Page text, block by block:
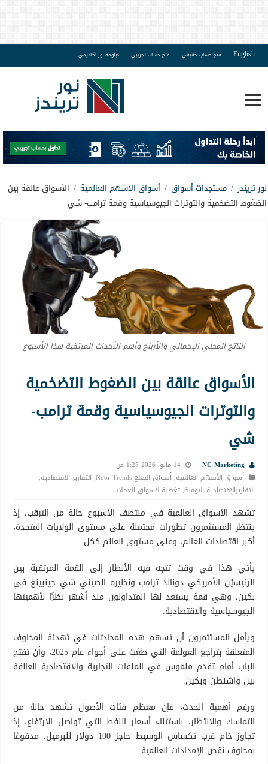
English فتح حساب حقيقي فتح حساب تجريبي دبلومة نور اكاديمي
نور تريندز / مستجدات أسواق / أسواق الأسهم العالمية / الأسواق عالقة بين
الضغوط التضخمية والتوترات الجيوسياسية وقمة ترامب- شي
الناتج المحلي الإجمالي والأرباح وأهم الأحداث المرتقبة هذا الأسبوع
الأسواق عالقة بين الضغوط التضخمية
والتوترات الجيوسياسية وقمة ترامب-
شي
NC Marketing
14 مايو, 2026 1:25 ص
أسواق الأسهم العالمية,أسواق السلع Noor Trends , التقارير الاقتصادية,
التقاريرالإقتصادية اليومية,تغطية لأسواق العملات
تشهد الأسواق العالمية في منتصف الأسبوع حالة من الترقب، إذ
ينتظر المستثمرون تطورات محتملة على مستوى الولايات المتحدة،
أكبر اقتصادات العالم، وعلى مستوى العالم ككل.
يأتي هذا في وقت تتجه فيه الأنظار إلى القمة المرتقبة بين
الرئيسيْن الأمريكي دونالد ترامب ونظيره الصيني شي جينبينغ في
بكين، وهي قمة يستعد لها المتداولون منذ أشهر نظرًا لأهميتها
الجيوسياسية والاقتصادية.
ويأمل المستثمرون أن تسهم هذه المحادثات في تهدئة المخاوف
المتعلقة بتراجع العولمة التي طغت على أجواء عام 2025، وأن تفتح
الباب أمام تقدم ملموس في الملفات التجارية والاقتصادية العالقة
بين واشنطن وبكين.
ورغم أهمية الحدث، فإن معظم فئات الأصول تشهد حالة من
التماسك والانتظار، باستثناء أسعار النفط التي تواصل الارتفاع، إذ
تجاوز خام غرب تكساس الوسيط حاجز 100 دولار للبرميل، مدفوعًا
بمخاوف نقص الإمدادات العالمية.